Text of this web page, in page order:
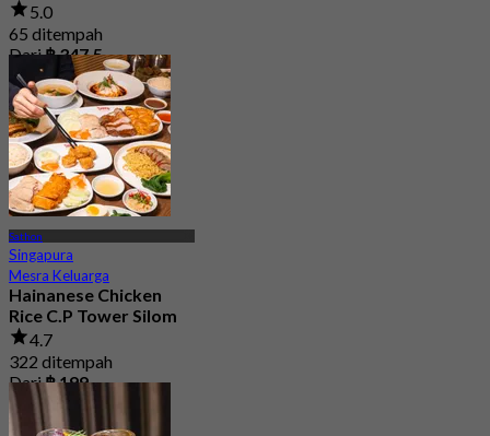
5.0
65 ditempah
Dari฿ 347.5
Sathon
Singapura
Mesra Keluarga
Hainanese Chicken
Rice C.P Tower Silom
4.7
322 ditempah
Dari฿ 199